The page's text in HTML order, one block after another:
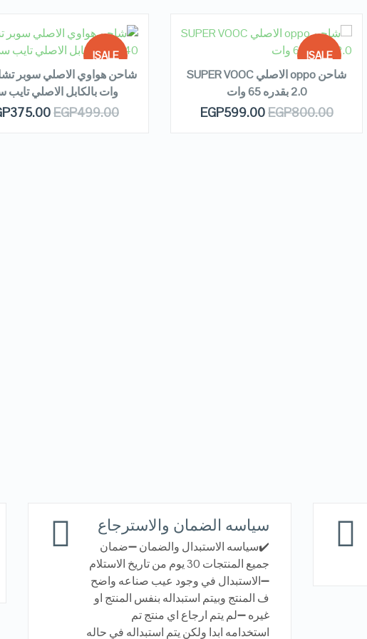
SALE!
STOCK
QUICK LOOK
READ MORE
شاحن oppo الاصلي SUPER VOOC
2.0 بقدره 65 وات
EGP800.00
EGP599.00
SALE!
OUT OF
STOCK
QUICK LOOK
MORE
وات بالكابل الاصلي
EGP499.00
375.00
سياسه الضمان والاسترجاع
✔️سياسه الاستبدال والضمان ➖ضمان
جميع المنتجات 30 يوم من تاريخ الاستلام
➖الاستبدال في وجود عيب صناعه واضح
ف المنتج وبيتم استبداله بنفس المنتج او
غيره ➖لم يتم ارجاع اي منتج تم
استخدامه ابدا ولكن يتم استبداله في حاله